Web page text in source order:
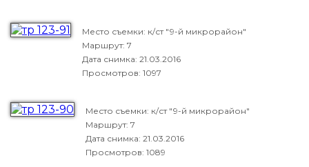
Место съемки: к/ст "9-й микрорайон"
Маршрут: 7
Дата снимка: 21.03.2016
Просмотров: 1097
Место съемки: к/ст "9-й микрорайон"
Маршрут: 7
Дата снимка: 21.03.2016
Просмотров: 1089